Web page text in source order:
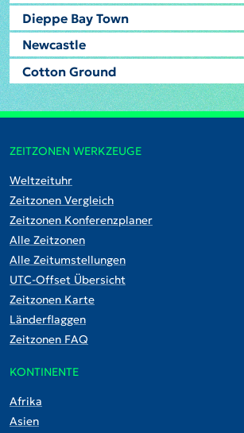
Dieppe Bay Town
Newcastle
Cotton Ground
ZEITZONEN WERKZEUGE
Weltzeituhr
Zeitzonen Vergleich
Zeitzonen Konferenzplaner
Alle Zeitzonen
Alle Zeitumstellungen
UTC-Offset Übersicht
Zeitzonen Karte
Länderflaggen
Zeitzonen FAQ
KONTINENTE
Afrika
Asien